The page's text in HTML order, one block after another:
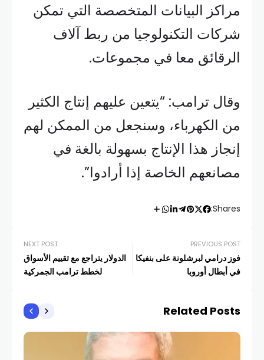
مراكز البيانات المتخصصة التي تمكن
شركات التكنولوجيا من ربط آلاف
الرقائق معا في مجموعات.
وقال ترامب: “يتعين عليهم إنتاج الكثير
من الكهرباء، وسنجعل من الممكن لهم
إنجاز هذا الإنتاج بسهولة بالغة في
مصانعهم الخاصة إذا أرادوا”.
Shares:
PREVIOUS POST
فوز درامي لبرشلونة على بنفيكا
في أبطال أوروبا
NEXT POST
الدولار يتراجع مع تقييم الأسواق
لخطط ترامب الجمركية
Related Posts